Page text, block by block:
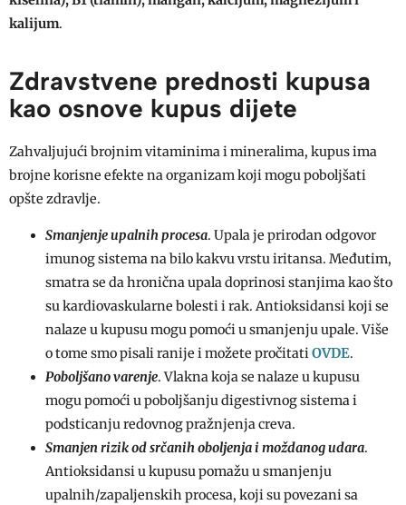
kalijum.
Zdravstvene prednosti kupusa
kao osnove kupus dijete
Zahvaljujući brojnim vitaminima i mineralima, kupus ima
brojne korisne efekte na organizam koji mogu poboljšati
opšte zdravlje.
Smanjenje upalnih procesa. Upala je prirodan odgovor
imunog sistema na bilo kakvu vrstu iritansa. Međutim,
smatra se da hronična upala doprinosi stanjima kao što
su kardiovaskularne bolesti i rak. Antioksidansi koji se
nalaze u kupusu mogu pomoći u smanjenju upale. Više
o tome smo pisali ranije i možete pročitatiOVDE.
Poboljšano varenje. Vlakna koja se nalaze u kupusu
mogu pomoći u poboljšanju digestivnog sistema i
podsticanju redovnog pražnjenja creva.
Smanjen rizik od srčanih oboljenja i moždanog udara.
Antioksidansi u kupusu pomažu u smanjenju
upalnih/zapaljenskih procesa, koji su povezani sa